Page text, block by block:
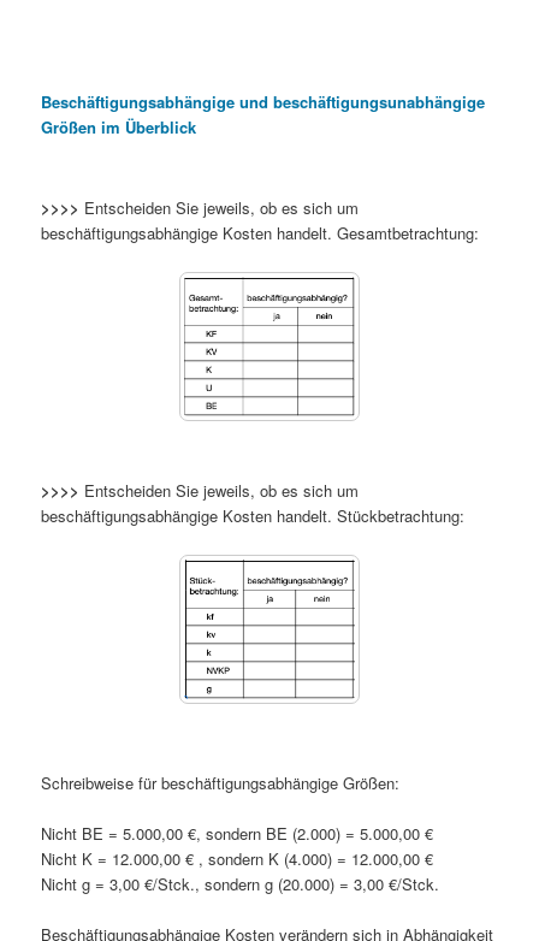
Beschäftigungsabhängige und beschäftigungsunabhängige
Größen im Überblick
>>>> Entscheiden Sie jeweils, ob es sich um
beschäftigungsabhängige Kosten handelt. Gesamtbetrachtung:
>>>> Entscheiden Sie jeweils, ob es sich um
beschäftigungsabhängige Kosten handelt. Stückbetrachtung:
Schreibweise für beschäftigungsabhängige Größen:
Nicht BE = 5.000,00 €, sondern BE (2.000) = 5.000,00 €
Nicht K = 12.000,00 € , sondern K (4.000) = 12.000,00 €
Nicht g = 3,00 €/Stck., sondern g (20.000) = 3,00 €/Stck.
Beschäftigungsabhängige Kosten verändern sich in Abhängigkeit